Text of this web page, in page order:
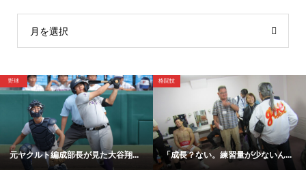
月を選択
大谷翔...
格闘技
「成長？ない。練習量が少ないん... 【映像】これが甲子園を